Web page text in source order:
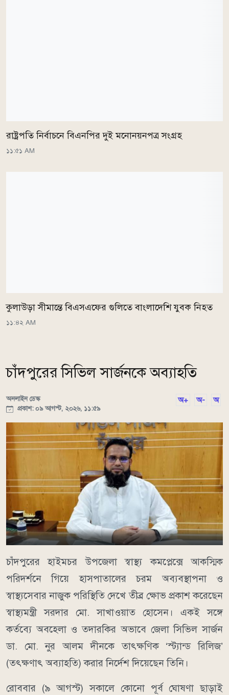
রাষ্ট্রপতি নির্বাচনে বিএনপির দুই মনোনয়নপত্র সংগ্রহ
১১:৫১ AM
কুলাউড়া সীমান্তে বিএসএফের গুলিতে বাংলাদেশি যুবক নিহত
১১:৪২ AM
চাঁদপুরের সিভিল সার্জনকে অব্যাহতি
অনলাইন ডেস্ক
প্রকাশ: ০৯ আগস্ট, ২০২৬, ১১:৫৯
অ+ অ- অ
চাঁদপুরের হাইমচর উপজেলা স্বাস্থ্য কমপ্লেক্সে আকস্মিক
পরিদর্শনে গিয়ে হাসপাতালের চরম অব্যবস্থাপনা ও
স্বাস্থ্যসেবার নাজুক পরিস্থিতি দেখে তীব্র ক্ষোভ প্রকাশ করেছেন
স্বাস্থ্যমন্ত্রী সরদার মো. সাখাওয়াত হোসেন। একই সঙ্গে
কর্তব্যে অবহেলা ও তদারকির অভাবে জেলা সিভিল সার্জন
ডা. মো. নুর আলম দীনকে তাৎক্ষণিক ‘স্ট্যান্ড রিলিজ’
(তৎক্ষণাৎ অব্যাহতি) করার নির্দেশ দিয়েছেন তিনি।
রোববার (৯ আগস্ট) সকালে কোনো পূর্ব ঘোষণা ছাড়াই